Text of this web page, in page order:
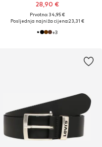
28,90 €
Prvotno: 34,95 €
Posljednja najniža cijena:23,31 €
+3